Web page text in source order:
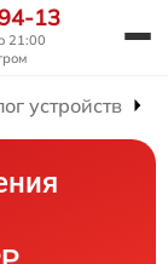
13
21:00
устройств